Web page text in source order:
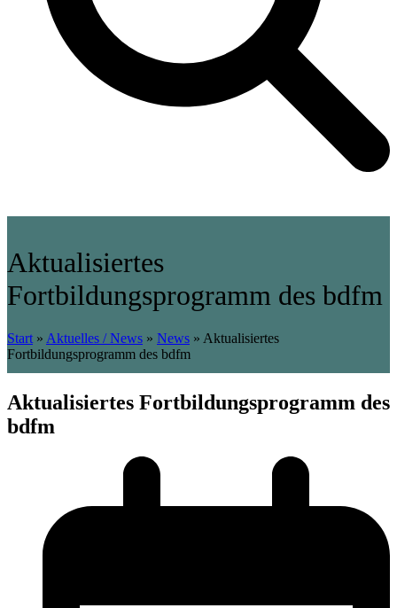
Aktualisiertes
Fortbildungsprogramm des bdfm
Start » Aktuelles / News » News » Aktualisiertes
Fortbildungsprogramm des bdfm
Aktualisiertes Fortbildungsprogramm des
bdfm